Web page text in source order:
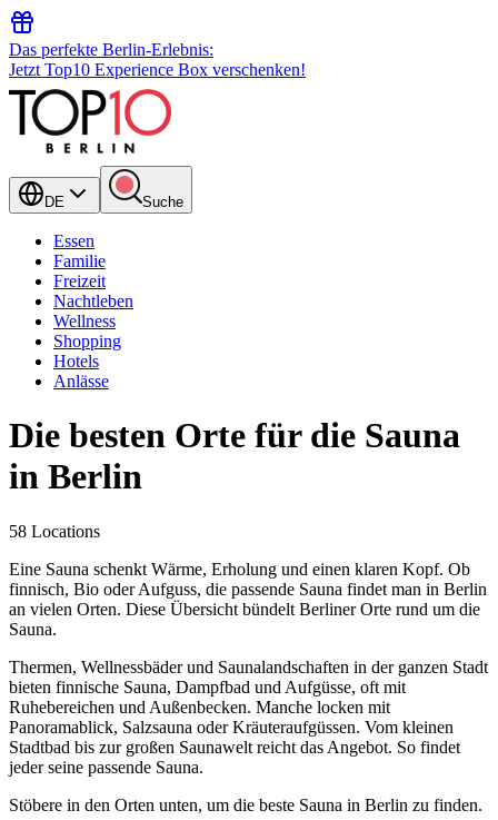
Das perfekte Berlin-Erlebnis:
Jetzt Top10 Experience Box verschenken!
DE Suche
Essen
Familie
Freizeit
Nachtleben
Wellness
Shopping
Hotels
Anlässe
Die besten Orte für die Sauna
in Berlin
58 Locations
Eine Sauna schenkt Wärme, Erholung und einen klaren Kopf. Ob
finnisch, Bio oder Aufguss, die passende Sauna findet man in Berlin
an vielen Orten. Diese Übersicht bündelt Berliner Orte rund um die
Sauna.
Thermen, Wellnessbäder und Saunalandschaften in der ganzen Stadt
bieten finnische Sauna, Dampfbad und Aufgüsse, oft mit
Ruhebereichen und Außenbecken. Manche locken mit
Panoramablick, Salzsauna oder Kräuteraufgüssen. Vom kleinen
Stadtbad bis zur großen Saunawelt reicht das Angebot. So findet
jeder seine passende Sauna.
Stöbere in den Orten unten, um die beste Sauna in Berlin zu finden.